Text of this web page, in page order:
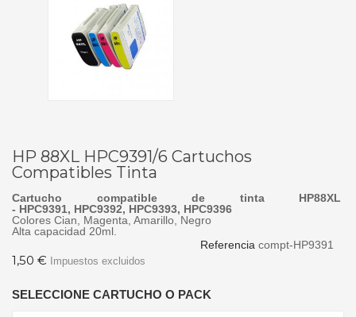
HP 88XL HPC9391/6 Cartuchos
Compatibles Tinta
Cartucho compatible de tinta HP88XL
- HPC9391, HPC9392, HPC9393, HPC9396
Colores Cian, Magenta, Amarillo, Negro
Alta capacidad 20ml.
Referencia compt-HP9391
1,50 € Impuestos excluidos
SELECCIONE CARTUCHO O PACK